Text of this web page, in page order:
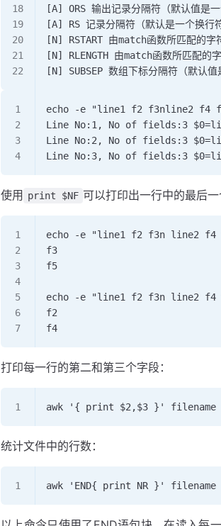
[A] ORS 输出记录分隔符（默认值是一
[A] RS 记录分隔符（默认是一个换行符
[N] RSTART 由match函数所匹配的字
[N] RLENGTH 由match函数所匹配的字
[N] SUBSEP 数组下标分隔符（默认值
echo -e "line1 f2 f3nline2 f4
Line No:1, No of fields:3
Line No:2, No of fields:3
Line No:3, No of fields:3
使用 print $NF 可以打印出一行中的最后
echo -e "line1 f2 f3n line2
f3
f5
echo -e "line1 f2 f3n line2
f2
f4
打印每一行的第二和第三个字段：
awk '{ print $2,$3 }' filename
统计文件中的行数：
awk 'END{ print NR }' filename